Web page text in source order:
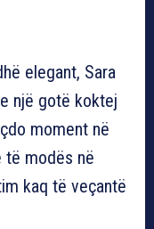
elegant, Sara
një gotë koktej
moment në
të modës në
kaq të veçantë